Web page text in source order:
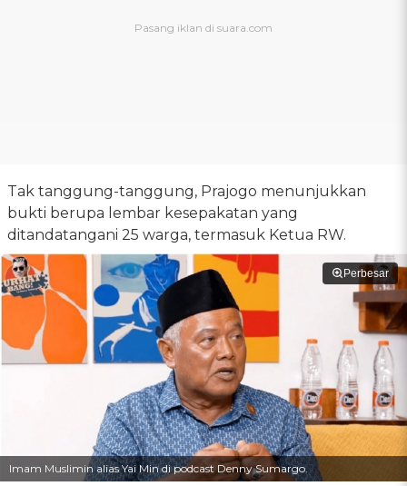
Tak tanggung-tanggung, Prajogo menunjukkan
bukti berupa lembar kesepakatan yang
ditandatangani 25 warga, termasuk Ketua RW.
Perbesar
Imam Muslimin alias Yai Min di podcast Denny Sumargo.